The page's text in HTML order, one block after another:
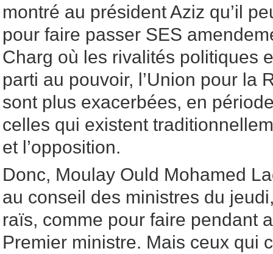
montré au président Aziz qu’il
pour faire passer SES
Charg où les rivalités politiques
parti au pouvoir, l’Union pour la
sont plus exacerbées, en
celles qui existent
et l’opposition.
Donc, Moulay Ould Mohamed
au conseil des ministres du
raïs, comme pour faire pendant
Premier ministre. Mais ceux qui